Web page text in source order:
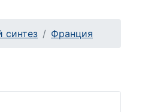
синтез Франция